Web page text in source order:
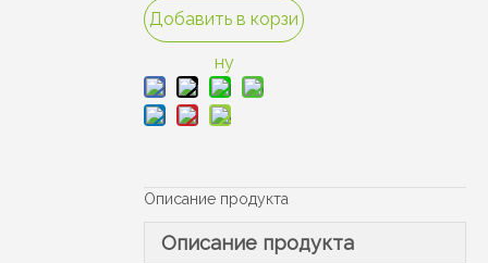
Добавить в корзи
ну
Описание продукта
Описание продукта